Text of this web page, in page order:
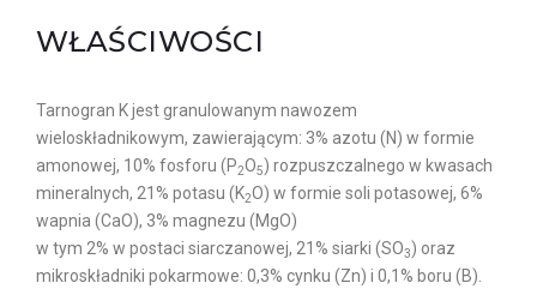
WŁAŚCIWOŚCI
Tarnogran K jest granulowanym nawozem
wieloskładnikowym, zawierającym: 3% azotu (N) w formie
amonowej, 10% fosforu (P2O5) rozpuszczalnego w kwasach
mineralnych, 21% potasu (K2O) w formie soli potasowej, 6%
wapnia (CaO), 3% magnezu (MgO)
w tym 2% w postaci siarczanowej, 21% siarki (SO3) oraz
mikroskładniki pokarmowe: 0,3% cynku (Zn) i 0,1% boru (B).